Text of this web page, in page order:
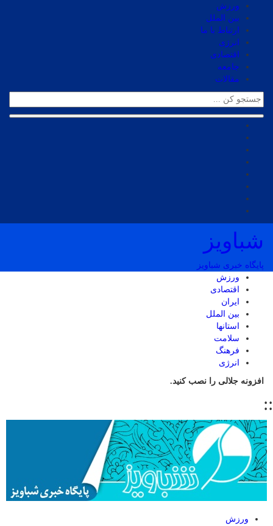
ورزش
بین الملل
ارتباط با ما
انرژی
اقتصادی
جامعه
مقالات
شباویز
پایگاه خبری شباویز
ورزش
اقتصادی
ایران
بین الملل
استانها
سلامت
فرهنگ
انرژی
افزونه جلالی را نصب کنید.
::
ورزش